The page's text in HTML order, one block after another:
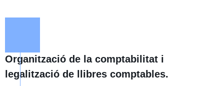
Organització de la comptabilitat i
legalització de llibres comptables.